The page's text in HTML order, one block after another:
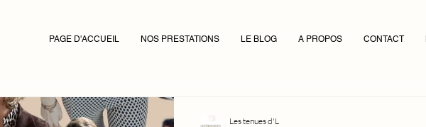
PAGE D'ACCUEIL NOS PRESTATIONS LE BLOG A PROPOS CONTACT
Les tenues d'L